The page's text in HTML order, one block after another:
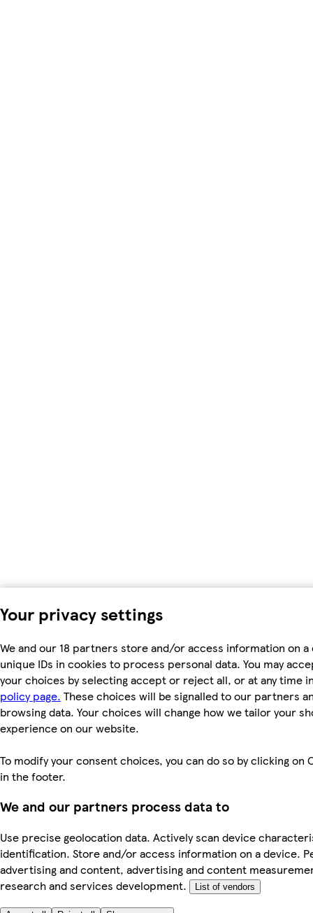
Your privacy settings
We and our 18 partners store and/or access information on a
unique IDs in cookies to process personal data. You may
your choices by selecting accept or reject all, or at any time
policy page. These choices will be signalled to our partners
browsing data. Your choices will change how we tailor your
experience on our website.
To modify your consent choices, you can do so by clicking on
in the footer.
We and our partners process data to
Use precise geolocation data. Actively scan device
identification. Store and/or access information on a device.
advertising and content, advertising and content
research and services development.
List of vendors